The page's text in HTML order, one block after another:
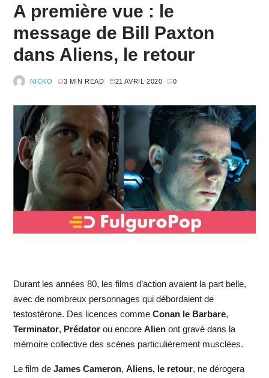
A première vue : le
message de Bill Paxton
dans Aliens, le retour
NICKO 3 MIN READ 21 AVRIL 2020 0
Durant les années 80, les films d’action avaient la part belle,
avec de nombreux personnages qui débordaient de
testostérone. Des licences comme Conan le Barbare,
Terminator, Prédatorou encore Alienont gravé dans la
mémoire collective des scènes particulièrement musclées.
Le film de James Cameron, Aliens, le retour, ne dérogera